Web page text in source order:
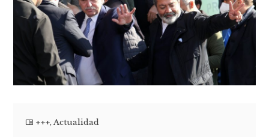
+++,Actualidad